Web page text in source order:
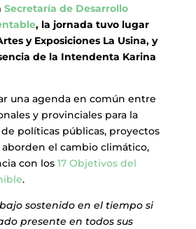
Secretaría de Desarrollo
, la jornada tuvo lugar
y Exposiciones La Usina, y
de la Intendenta Karina
una agenda en común entre
y provinciales para la
políticas públicas, proyectos
el cambio climático,
con los 17 Objetivos del
.
sostenido en el tiempo si
presente en todos sus